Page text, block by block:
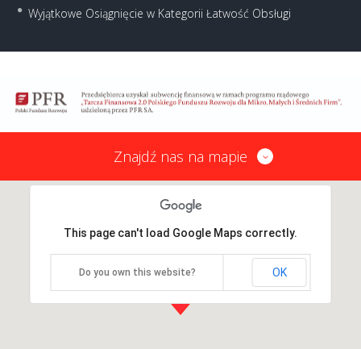
Wyjątkowe Osiągnięcie w Kategorii Łatwość Obsługi
Znajdź nas na mapie
This page can't load Google Maps correctly.
Do you own this website? OK